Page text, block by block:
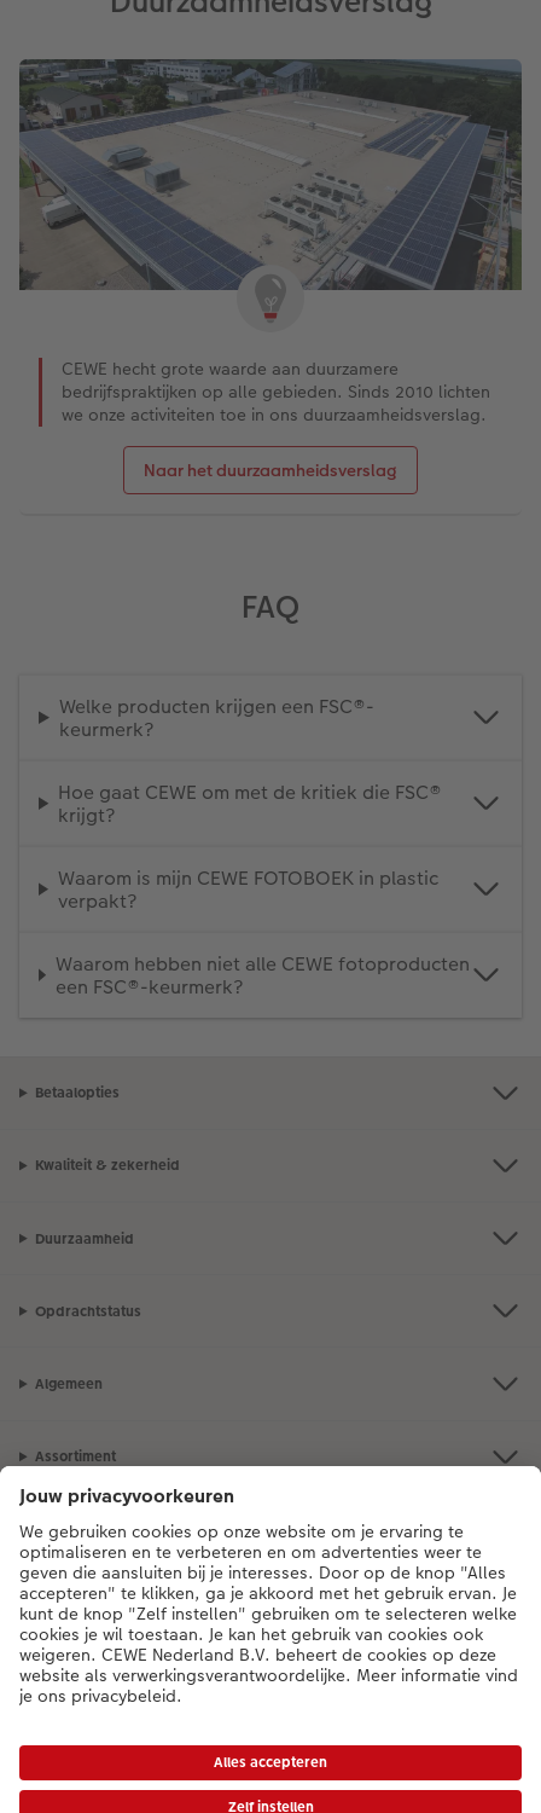
CEWE hecht grote waarde aan duurzamere
bedrijfspraktijken op alle gebieden. Sinds 2010 lichten
we onze activiteiten toe in ons duurzaamheidsverslag.
Naar het duurzaamheidsverslag
FAQ
Welke producten krijgen een FSC®-
keurmerk?
Hoe gaat CEWE om met de kritiek die FSC®
krijgt?
Waarom is mijn CEWE FOTOBOEK in plastic
verpakt?
Waarom hebben niet alle CEWE fotoproducten
een FSC®-keurmerk?
Betaalopties
Kwaliteit & zekerheid
Duurzaamheid
Opdrachtstatus
Algemeen
Assortiment
Als je een vraag hebt over een product of bestelling, bel ons dan gerust:
0318 264 005[ma - vr 9:00 tot 20:00 u | za 9:00 tot 17:00 u | zo 12:00 tot
16:00 u]
NL|BE
verwerkings- en verzendkosten.Prijslijst
Algemene voorwaarden|Privacy|